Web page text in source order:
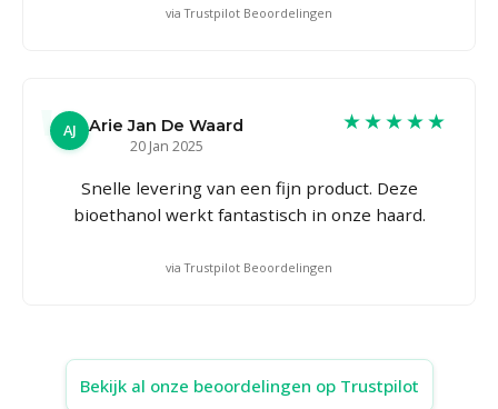
via Trustpilot Beoordelingen
AJ
Arie Jan De Waard
20 Jan 2025
★★★★★
Snelle levering van een fijn product. Deze
bioethanol werkt fantastisch in onze haard.
via Trustpilot Beoordelingen
Bekijk al onze beoordelingen op Trustpilot